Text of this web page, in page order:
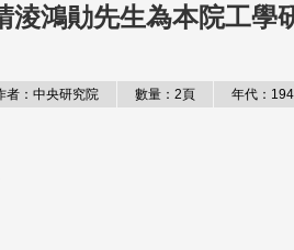
淩鴻勛先生為本院工學
者：中央研究院 數量：2頁 年代：